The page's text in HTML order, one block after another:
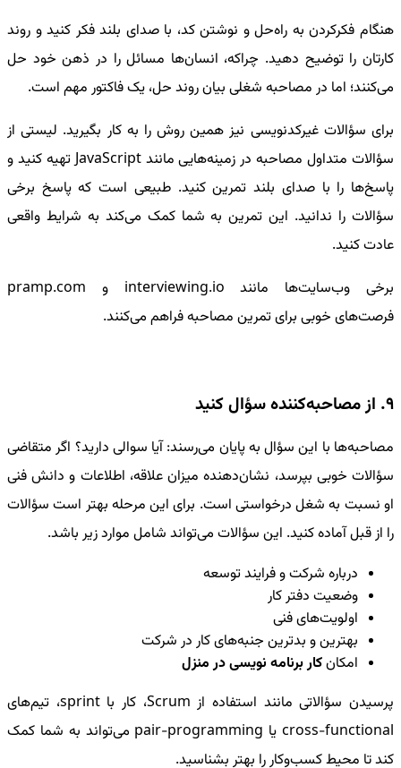
هنگام فکرکردن به راه‌حل و نوشتن کد، با صدای بلند فکر کنید و روند
کارتان را توضیح دهید. چراکه، انسان‌ها مسائل را در ذهن خود حل
می‌کنند؛ اما در مصاحبه شغلی بیان روند حل، یک فاکتور مهم است.
برای سؤالات غیرکدنویسی نیز همین روش را به کار بگیرید. لیستی از
سؤالات متداول مصاحبه در زمینه‌هایی مانند JavaScript تهیه کنید و
پاسخ‌ها را با صدای بلند تمرین کنید. طبیعی است که پاسخ برخی
سؤالات را ندانید. این تمرین به شما کمک می‌کند به شرایط واقعی
عادت کنید.
برخی وب‌سایت‌ها مانند interviewing.io و pramp.com
فرصت‌های خوبی برای تمرین مصاحبه فراهم می‌کنند.
9. از مصاحبه‌کننده سؤال کنید
مصاحبه‌ها با این سؤال به پایان می‌رسند: آیا سوالی دارید؟ اگر متقاضی
سؤالات خوبی بپرسد، نشان‌دهنده میزان علاقه، اطلاعات و دانش فنی
او نسبت به شغل درخواستی است. برای این مرحله بهتر است سؤالات
را از قبل آماده کنید. این سؤالات می‌تواند شامل موارد زیر باشد.
درباره شرکت و فرایند توسعه
وضعیت دفتر کار
اولویت‌های فنی
بهترین و بدترین جنبه‌های کار در شرکت
امکانکار برنامه نویسی در منزل
پرسیدن سؤالاتی مانند استفاده از Scrum، کار با sprint، تیم‌های
cross-functional یا pair-programming می‌تواند به شما کمک
کند تا محیط کسب‌وکار را بهتر بشناسید.